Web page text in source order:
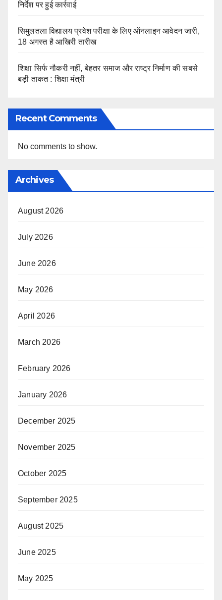
निर्देश पर हुई कार्रवाई
सिमुलतला विद्यालय प्रवेश परीक्षा के लिए ऑनलाइन आवेदन जारी,
18 अगस्त है आखिरी तारीख
शिक्षा सिर्फ नौकरी नहीं, बेहतर समाज और राष्ट्र निर्माण की सबसे
बड़ी ताकत : शिक्षा मंत्री
Recent Comments
No comments to show.
Archives
August 2026
July 2026
June 2026
May 2026
April 2026
March 2026
February 2026
January 2026
December 2025
November 2025
October 2025
September 2025
August 2025
June 2025
May 2025